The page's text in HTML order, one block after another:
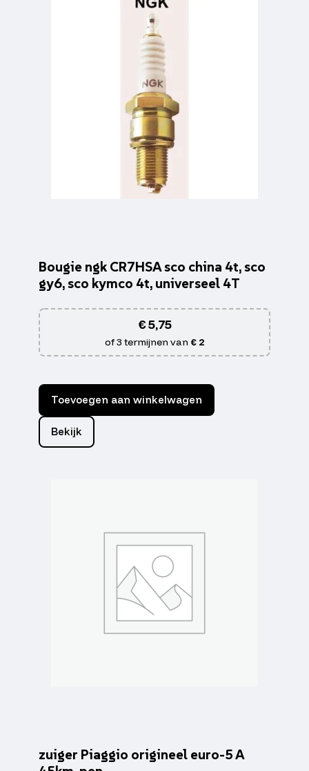
Bougie ngk CR7HSA sco china 4t, sco
gy6, sco kymco 4t, universeel 4T
€5,75
of 3 termijnen van € 2
Toevoegen aan winkelwagen
Bekijk
zuiger Piaggio origineel euro-5 A